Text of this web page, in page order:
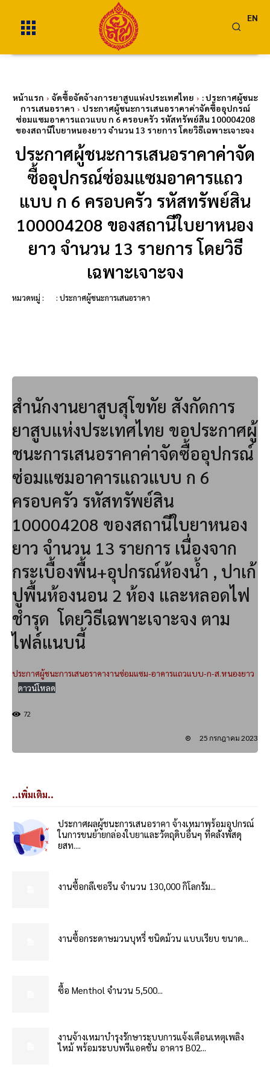
EN
หน้าแรก จัดซื้อจัดจ้างการยาสูบแห่งประเทศไทย
: ประกาศผู้ชนะ
การเสนอราคา
ประกาศผู้ชนะการเสนอราคาค่าจัดซื้ออุปกรณ์
ซ่อมแซมอาคารแถวแบบ ก 6 ครอบครัว รหัสทรัพย์สิน 100004208
ของสถานีใบยาหนองยาว จำนวน 13 รายการ โดยวิธีเฉพาะเจาะจง
ประกาศผู้ชนะการเสนอราคาค่าจัด
ซื้ออุปกรณ์ซ่อมแซมอาคารแถว
แบบ ก 6 ครอบครัว รหัสทรัพย์สิน
100004208 ของสถานีใบยาหนอง
ยาว จำนวน 13 รายการ โดยวิธี
เฉพาะเจาะจง
หมวดหมู่ : : ประกาศผู้ชนะการเสนอราคา
สำนักงานยาสูบสุโขทัย สังกัดการ
ยาสูบแห่งประเทศไทย ขอประกาศผู้
ชนะการเสนอราคาค่าจัดซื้ออุปกรณ์
ซ่อมแซมอาคารแถวแบบ ก 6
ครอบครัว รหัสทรัพย์สิน
100004208 ของสถานีใบยาหนอง
ยาว จำนวน 13 รายการ เนื่องจาก
กระเบื้องพื้น+อุปกรณ์ห้องน้ำ , ปาเก้
ปูพื้นห้องนอน 2 ห้อง และหลอดไฟ
ชำรุด โดยวิธีเฉพาะเจาะจง ตาม
ไฟล์แนบนี้
ประกาศผู้ชนะการเสนอราคางานซ่อมแซม-อาคารแถวแบบ-ก-ส.หนองยาว
ดาวน์โหลด
72
25 กรกฎาคม 2023
..เพิ่มเติม..
ประกาศผลผู้ชนะการเสนอราคา จ้างเหมาพร้อมอุปกรณ์
ในการขนย้ายกล่องใบยาและวัตถุดิบอื่นๆ ที่คลังพัสดุ
ยสท....
งานซื้อกลีเซอรีน จำนวน 130,000 กิโลกรัม...
งานซื้อกระดาษมวนบุหรี่ ชนิดม้วน แบบเรียบ ขนาด...
ซื้อ Menthol จำนวน 5,500...
งานจ้างเหมาบำรุงรักษาระบบการแจ้งเตือนเหตุเพลิง
ไหม้ พร้อมระบบพรีแอคชั่น อาคาร B02...